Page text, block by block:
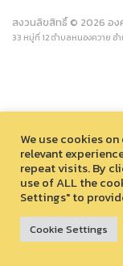
สงวนลิขสิทธิ์ © 2026 อง
33 หมู่ที่ 12 ตำบลหนองควาย อ
We use cookies
relevant
repeat visits. By
use of ALL the
Settings" to
Cookie Settings